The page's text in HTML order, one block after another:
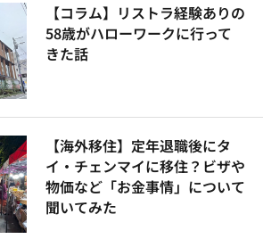
【コラム】リストラ経験ありの
58歳がハローワークに行って
きた話
【海外移住】定年退職後にタ
イ・チェンマイに移住？ビザや
物価など「お金事情」について
聞いてみた